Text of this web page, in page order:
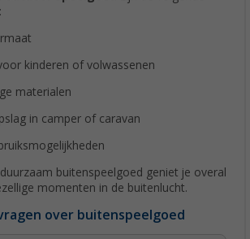
kinderen of volwassenen
materialen
in camper of caravan
buitenspeelgoed geniet je overal
momenten in de buitenlucht.
over buitenspeelgoed